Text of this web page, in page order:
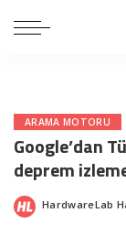
ARAMA MOTORU
Google’dan
deprem
Posted
HardwareLab